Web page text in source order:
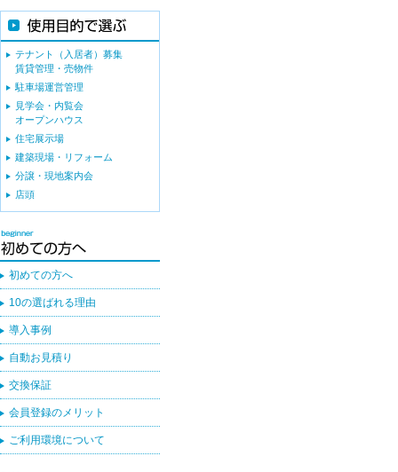
テナント（入居者）募集
賃貸管理・売物件
駐車場運営管理
見学会・内覧会
オープンハウス
住宅展示場
建築現場・リフォーム
分譲・現地案内会
店頭
初めての方へ
10の選ばれる理由
導入事例
自動お見積り
交換保証
会員登録のメリット
ご利用環境について